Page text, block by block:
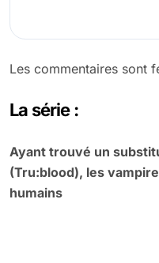
Les commentaires sont
La série :
Ayant trouvé un
(Tru:blood), les
humains